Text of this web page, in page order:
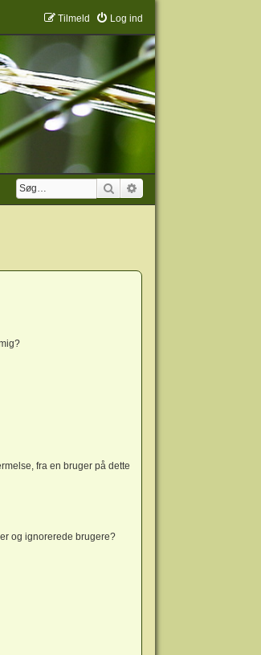
Log ind
Tilmeld
Søg
fra en bruger på dette
og ignorerede brugere?